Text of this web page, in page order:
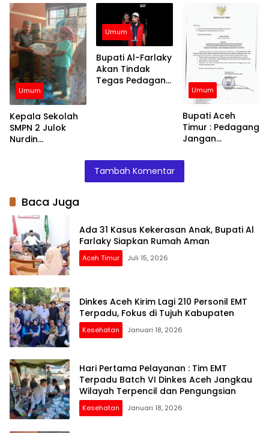
Aman
Kabupaten
Aceh Jangkau
Wilayah
Terpencil dan
Pengungsian
Umum
Kepala Sekolah
SMPN 2 Julok
Nurdin
Umum
Bupati Al-Farlaky
Akan Tindak
Tegas Pedagang
Umum
Bupati Aceh
Timur : Pedagang
Jangan
Barang
Tambah Komentar
Baca Juga
Ada 31 Kasus Kekerasan Anak, Bupati Al
Farlaky Siapkan Rumah Aman
Aceh Timur Juli 15, 2026
Dinkes Aceh Kirim Lagi 210 Personil EMT
Terpadu, Fokus di Tujuh Kabupaten
Kesehatan Januari 18, 2026
Hari Pertama Pelayanan : Tim EMT
Terpadu Batch VI Dinkes Aceh Jangkau
Wilayah Terpencil dan Pengungsian
Kesehatan Januari 18, 2026